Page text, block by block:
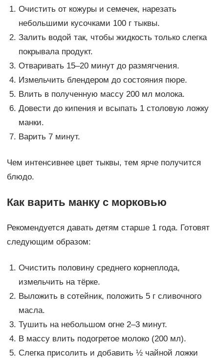
Очистить от кожуры и семечек, нарезать
небольшими кусочками 100 г тыквы.
Залить водой так, чтобы жидкость только слегка
покрывала продукт.
Отваривать 15–20 минут до размягчения.
Измельчить блендером до состояния пюре.
Влить в полученную массу 200 мл молока.
Довести до кипения и всыпать 1 столовую ложку
манки.
Варить 7 минут.
Чем интенсивнее цвет тыквы, тем ярче получится
блюдо.
Как варить манку с морковью
Рекомендуется давать детям старше 1 года. Готовят
следующим образом:
Очистить половину среднего корнеплода,
измельчить на тёрке.
Выложить в сотейник, положить 5 г сливочного
масла.
Тушить на небольшом огне 2–3 минут.
В массу влить подогретое молоко (200 мл).
Слегка присолить и добавить ½ чайной ложки